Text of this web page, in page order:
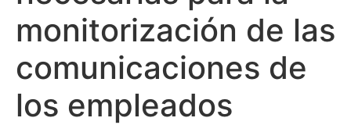
monitorización de las
comunicaciones de
los empleados